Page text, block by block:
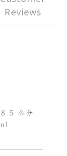
Reviews